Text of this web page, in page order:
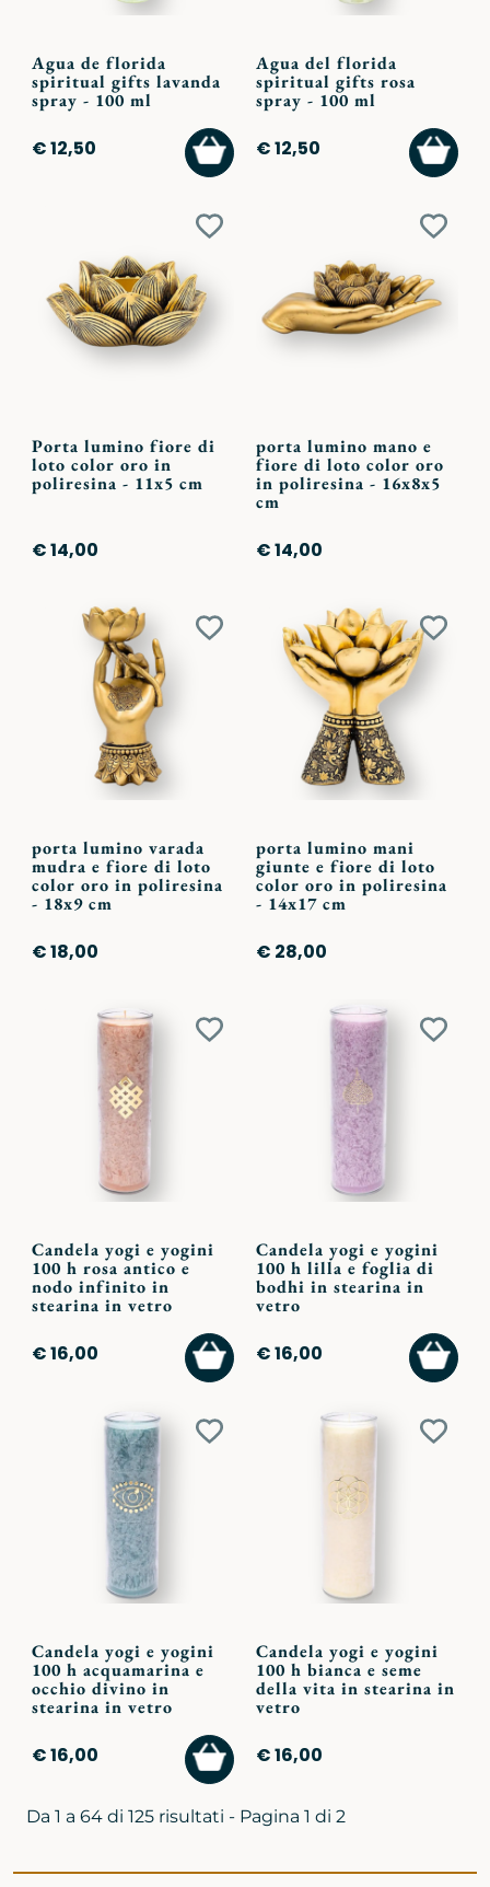
Agua de florida
spiritual gifts lavanda
spray - 100 ml
€ 12,50
AGGIUNGI
AL
CARRELLO
Agua del florida
spiritual gifts rosa
spray - 100 ml
€ 12,50
AL
Aggiungi
Porta lumino fiore di
loto color oro in
poliresina - 11x5 cm
€ 14,00
porta lumino mano e
fiore di loto color oro
in poliresina - 16x8x5
cm
€ 14,00
Aggiungi
porta lumino varada
mudra e fiore di loto
color oro in poliresina
- 18x9 cm
€ 18,00
porta lumino mani
giunte e fiore di loto
color oro in poliresina
- 14x17 cm
€ 28,00
Aggiungi
Candela yogi e yogini
100 h rosa antico e
nodo infinito in
stearina in vetro
€ 16,00
AGGIUNGI
AL
CARRELLO
Candela yogi e yogini
100 h lilla e foglia di
bodhi in stearina in
vetro
€ 16,00
AL
Aggiungi
Candela yogi e yogini
100 h acquamarina e
occhio divino in
stearina in vetro
€ 16,00
AGGIUNGI
AL
CARRELLO
Candela yogi e yogini
100 h bianca e seme
della vita in stearina in
vetro
€ 16,00
Da 1 a 64 di 125 risultati - Pagina 1 di 2